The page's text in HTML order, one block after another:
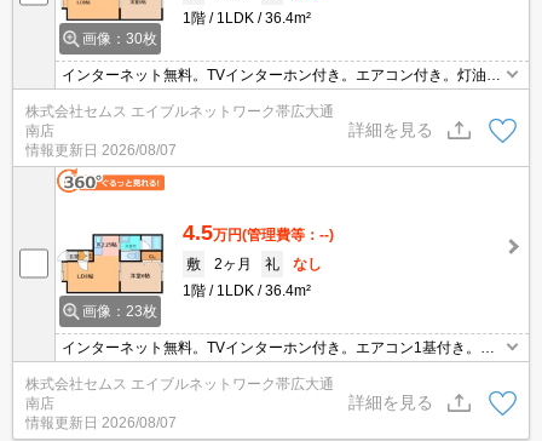
画像：30枚
1階
1LDK 36.4m²
インターネット無料。TVインターホン付き。エアコン付き。灯油F
F。温水洗浄便座。バス・トイレ別。シャワー付き。室内洗濯機置
場。シューズボックス。カーテンレール。
株式会社セムス エイブルネットワーク帯広大通
南店
情報更新日 2026/08/07
詳細を見る
画像：23枚
4.5万円(管理費等：--)
敷
2ヶ月 礼
なし
1階
1LDK 36.4m²
インターネット無料。TVインターホン付き。エアコン1基付き。温
水洗浄便座。暖房機付き。照明器具付き。給湯付き。バス・トイレ
別。シャワー付き。ガスコンロ設置可。室内洗濯機置場。カーテン
株式会社セムス エイブルネットワーク帯広大通
南店
情報更新日 2026/08/07
詳細を見る